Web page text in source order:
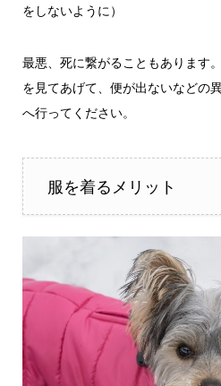
をしないように）
最悪、死に繋がることもあります
を見てあげて、便が出ないなどの
へ行ってください。
服を着るメリット